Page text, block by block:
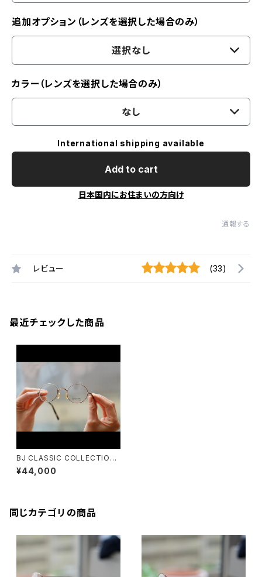
追加オプション（レンズを選択した場合のみ）
選択なし
カラー（レンズを選択した場合のみ）
なし
International shipping available
Add to cart
日本国内にお住まいの方向け
通報する
レビュー (33)
最近チェックした商品
BJ CLASSIC COLLECTION
PREM-145PT BJクラシック 丸
眼鏡 丸メガネ
¥44,000
同じカテゴリの商品